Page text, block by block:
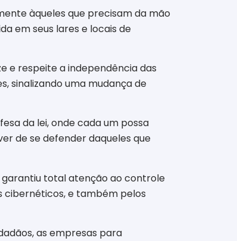
àqueles que precisam da mão
em seus lares e locais de
e respeite a independência das
sinalizando uma mudança de
da lei, onde cada um possa
de se defender daqueles que
total atenção ao controle
cibernéticos, e também pelos
as empresas para